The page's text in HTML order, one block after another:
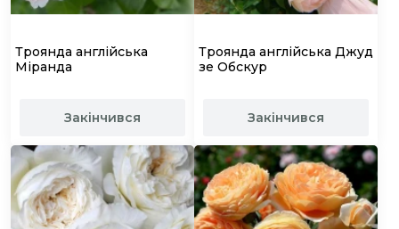
Троянда англійська
Міранда
Закінчився
Троянда англійська Джуд
зе Обскур
Закінчився